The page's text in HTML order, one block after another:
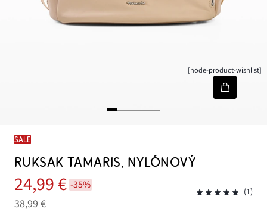
[node-product-wishlist]
SALE
RUKSAK TAMARIS, NYLÓNOVÝ
24,99 € -35%
38,99 €
(1)